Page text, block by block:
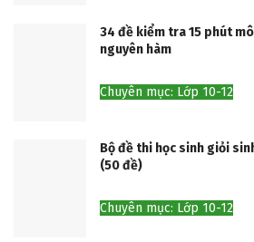
34 đề kiểm tra 15 phút
nguyên hàm
Chuyên mục: Lớp 10-12
Bộ đề thi học sinh giỏi
(50 đề)
Chuyên mục: Lớp 10-12